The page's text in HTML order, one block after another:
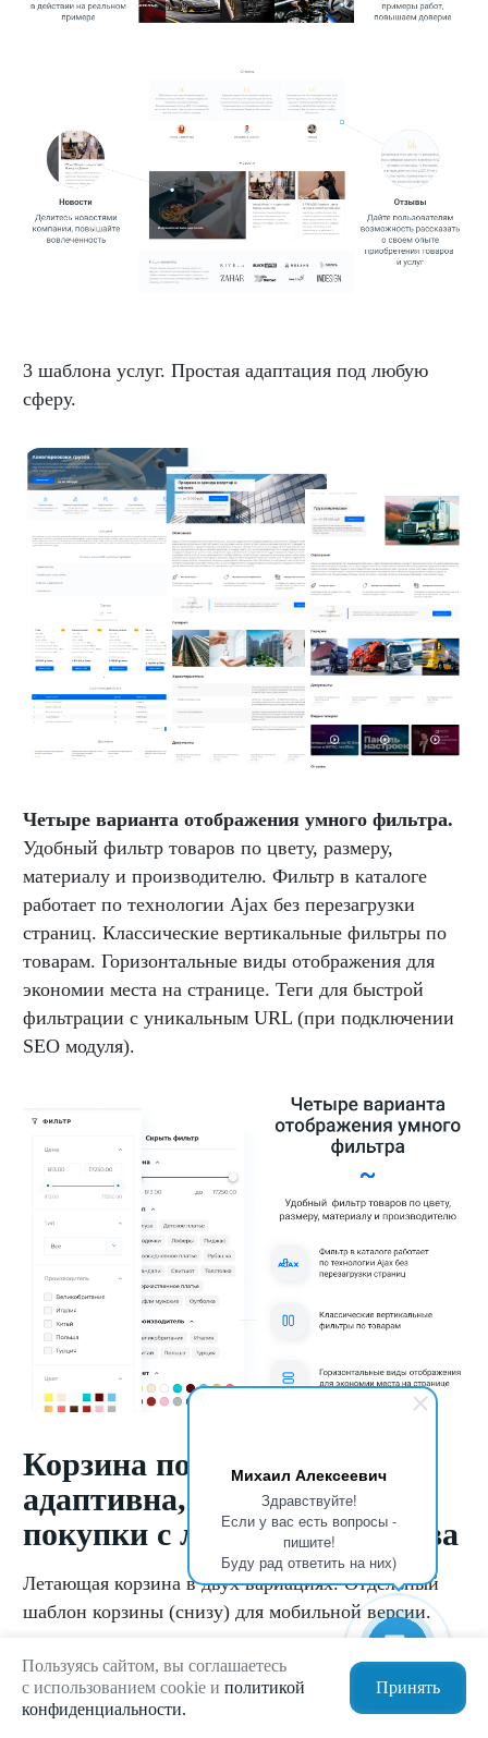
Михаил Алексеевич
Здравствуйте!
Если у вас есть вопросы -
пишите!
Буду рад ответить на них)
3 шаблона услуг. Простая адаптация под любую
сферу.
Четыре варианта отображения умного фильтра.
Удобный фильтр товаров по цвету, размеру,
материалу и производителю. Фильтр в каталоге
работает по технологии Аjax без перезагрузки
страниц. Классические вертикальные фильтры по
товарам. Горизонтальные виды отображения для
экономии места на странице. Теги для быстрой
фильтрации с уникальным URL (при подключении
SEO модуля).
Корзина полностью
адаптивна, можно делать
покупки с любого устройства
Летающая корзина в двух вариациях. Отдельный
шаблон корзины (снизу) для мобильной версии.
Пользуясь сайтом, вы соглашаетесь
с использованием cookie и политикой
конфиденциальности.
Принять